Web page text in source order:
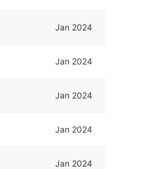
Jan 2024
Jan 2024
Jan 2024
Jan 2024
Jan 2024